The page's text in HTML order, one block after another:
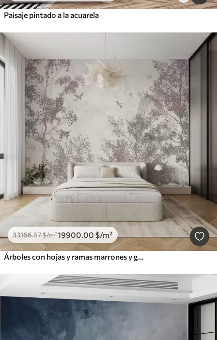
Paisaje pintado a la acuarela
33166.67$/m²19900.00 $/m²
Árboles con hojas y ramas marrones y grises con pájaros volando en el cielo, fondo blanco